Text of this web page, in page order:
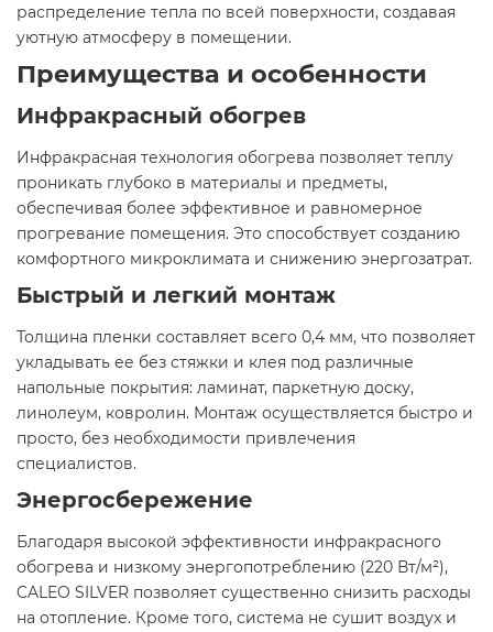
распределение тепла по всей поверхности, создавая
уютную атмосферу в помещении.​
Преимущества и особенности
Инфракрасный обогрев
Инфракрасная технология обогрева позволяет теплу
проникать глубоко в материалы и предметы,
обеспечивая более эффективное и равномерное
прогревание помещения. Это способствует созданию
комфортного микроклимата и снижению энергозатрат.​
Быстрый и легкий монтаж
Толщина пленки составляет всего 0,4 мм, что позволяет
укладывать ее без стяжки и клея под различные
напольные покрытия: ламинат, паркетную доску,
линолеум, ковролин. Монтаж осуществляется быстро и
просто, без необходимости привлечения
специалистов.​
Энергосбережение
Благодаря высокой эффективности инфракрасного
обогрева и низкому энергопотреблению (220 Вт/м²),
CALEO SILVER позволяет существенно снизить расходы
на отопление. Кроме того, система не сушит воздух и